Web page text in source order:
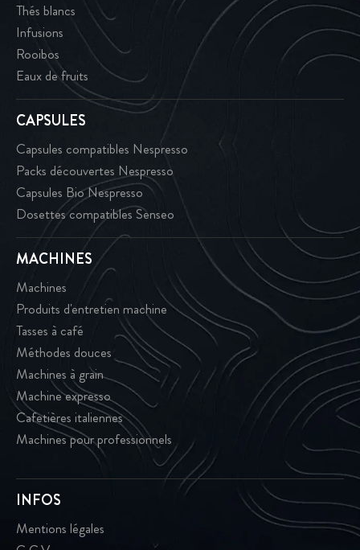
Thés blancs
Infusions
Rooibos
Eaux de fruits
CAPSULES
Capsules compatibles Nespresso
Packs découvertes Nespresso
Capsules Bio Nespresso
Dosettes compatibles Senseo
MACHINES
Machines
Produits d'entretien machine
Tasses à café
Méthodes douces
Machines à grain
Machine expresso
Cafetières italiennes
Machines pour professionnels
INFOS
Mentions légales